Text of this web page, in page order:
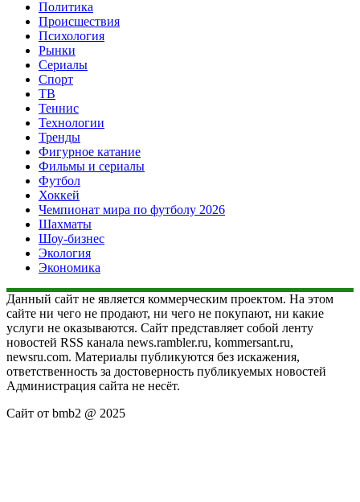
Политика
Происшествия
Психология
Рынки
Сериалы
Спорт
ТВ
Теннис
Технологии
Тренды
Фигурное катание
Фильмы и сериалы
Футбол
Хоккей
Чемпионат мира по футболу 2026
Шахматы
Шоу-бизнес
Экология
Экономика
Данный сайт не является коммерческим проектом. На этом
сайте ни чего не продают, ни чего не покупают, ни какие
услуги не оказываются. Сайт представляет собой ленту
новостей RSS канала news.rambler.ru, kommersant.ru,
newsru.com. Материалы публикуются без искажения,
ответственность за достоверность публикуемых новостей
Администрация сайта не несёт.
Сайт от bmb2 @ 2025